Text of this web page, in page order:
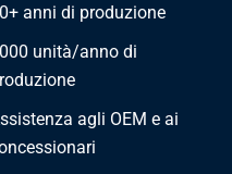
anni di produzione
unità/anno di
agli OEM e ai